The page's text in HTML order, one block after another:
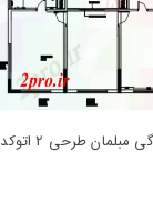
دانلود نقشه طراحی مبلمان آشپزخانه دو بعدی از زندگی مبلمان طرحی 2 اتوکد